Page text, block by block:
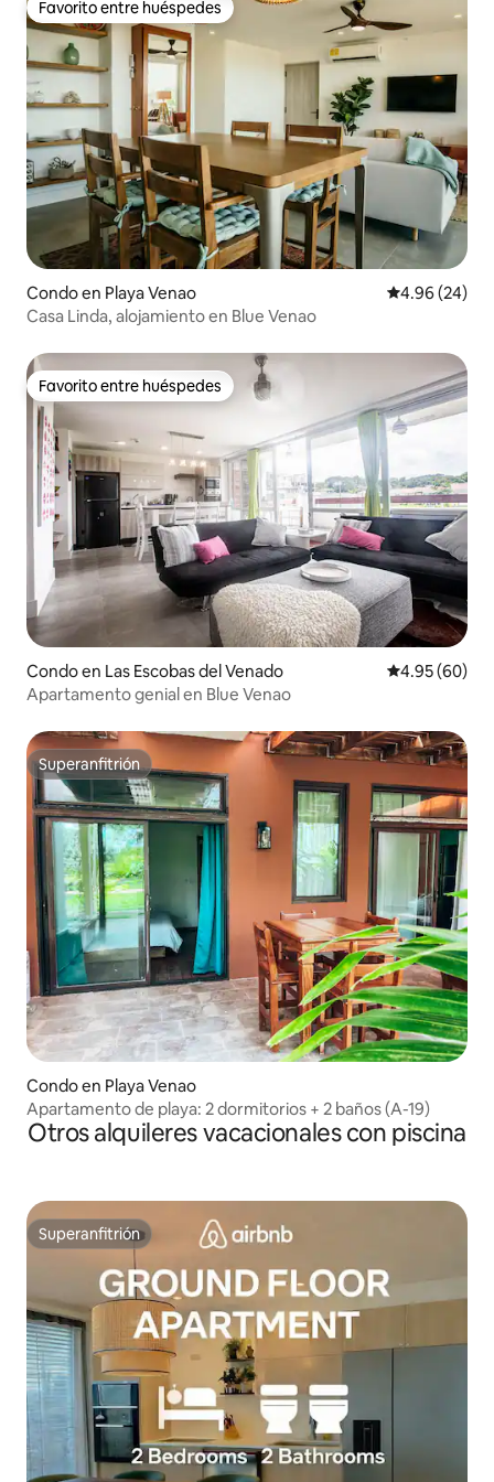
Favorito entre huéspedes
Favorito entre huéspedes
Condo en Playa Venao Calificación
4.96 (24)
Casa Linda, alojamiento en Blue Venao
Favorito entre huéspedes
Favorito entre huéspedes
Condo en Las Escobas del Venado Calificación
4.95 (60)
Apartamento genial en Blue Venao
Superanfitrión
Superanfitrión
Condo en Playa Venao
Apartamento de playa: 2 dormitorios + 2 baños (A-19)
Otros alquileres vacacionales con piscina
Superanfitrión
Superanfitrión